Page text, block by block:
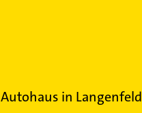
Autohaus in